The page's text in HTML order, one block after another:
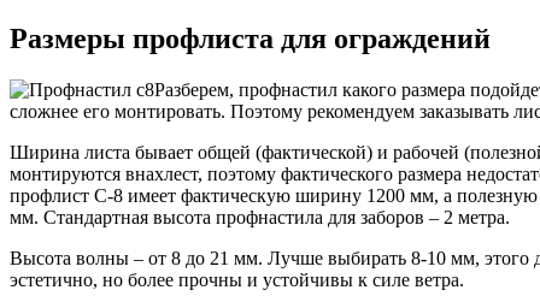
Размеры профлиста для ограждений
Разберем, профнастил какого размера
сложнее его монтировать. Поэтому рекомендуем заказывать
Ширина листа бывает общей (фактической) и рабочей
монтируются внахлест, поэтому фактического размера
профлист С-8 имеет фактическую ширину 1200 мм, а
мм. Стандартная высота профнастила для заборов – 2 метра.
Высота волны – от 8 до 21 мм. Лучше выбирать 8-10 мм, этого
эстетично, но более прочны и устойчивы к силе ветра.